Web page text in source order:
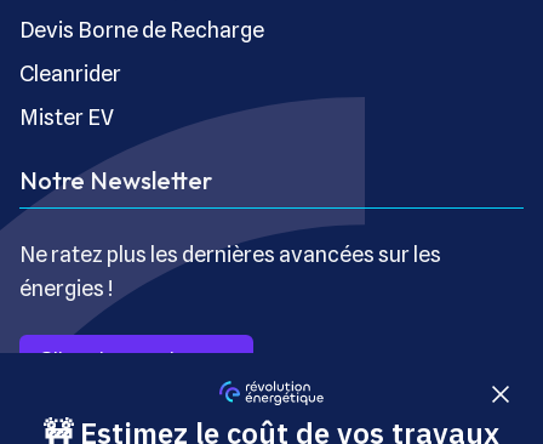
Devis Borne de Recharge
Cleanrider
Mister EV
Notre Newsletter
Ne ratez plus les dernières avancées sur les
énergies !
S’inscrire gratuitement